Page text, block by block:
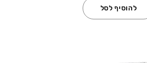
להוסיף לסל